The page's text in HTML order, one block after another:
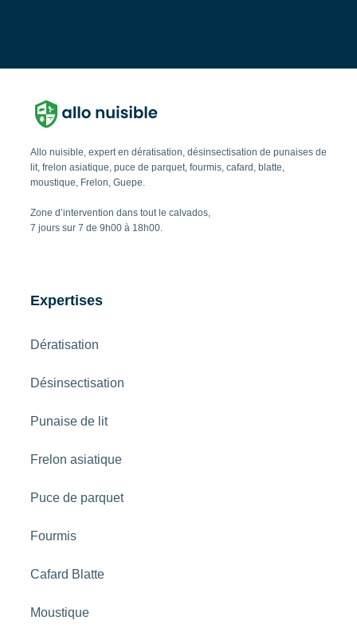
Allo nuisible, expert en dératisation, désinsectisation de punaises de
lit, frelon asiatique, puce de parquet, fourmis, cafard, blatte,
moustique, Frelon, Guepe.
Zone d’intervention dans tout le calvados,
7 jours sur 7 de 9h00 à 18h00.
Expertises
Dératisation
Désinsectisation
Punaise de lit
Frelon asiatique
Puce de parquet
Fourmis
Cafard Blatte
Moustique